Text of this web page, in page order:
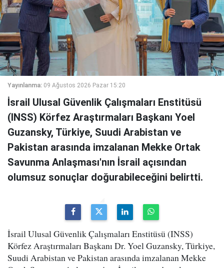
Yayınlanma: 09 Ağustos 2026 Pazar 15:20
İsrail Ulusal Güvenlik Çalışmaları Enstitüsü
(INSS) Körfez Araştırmaları Başkanı Yoel
Guzansky, Türkiye, Suudi Arabistan ve
Pakistan arasında imzalanan Mekke Ortak
Savunma Anlaşması'nın İsrail açısından
olumsuz sonuçlar doğurabileceğini belirtti.
İsrail Ulusal Güvenlik Çalışmaları Enstitüsü (INSS)
Körfez Araştırmaları Başkanı Dr. Yoel Guzansky, Türkiye,
Suudi Arabistan ve Pakistan arasında imzalanan Mekke